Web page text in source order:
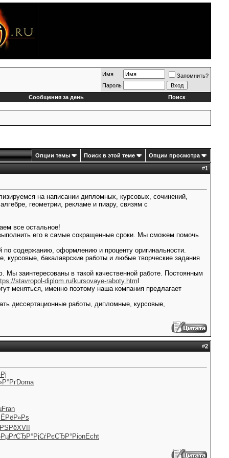
Имя
Запомнить?
Пароль
Сообщения за день Поиск
Опции темы Поиск в этой теме Опции просмотра
#1
на написании дипломных, курсовых, сочинений,
геометрии, рекламе и пиару, связям с
все остальное!
его в самые сокращенные сроки. Мы сможем помочь
по содержанию, оформлению и проценту оригинальности.
бакалаврские работы и любые творческие задания
заинтересованы в такой качественной работе. Постоянным
stavropol-diplom.ru/kursovaye-raboty.htm
меняться, именно поэтому наша компания предлагает
диссертационные работы, дипломные, курсовые,
#2
Doma
Fran
XVII
РґСЂР°РјСѓРєСЂР°PionEcht